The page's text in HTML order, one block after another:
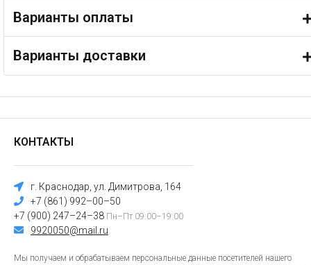
Варианты оплаты
Варианты доставки
КОНТАКТЫ
г. Краснодар, ул. Димитрова, 164
+7 (861) 992–00–50
+7 (900) 247–24–38 Пн–Пт 09:00–19:00
9920050@mail.ru
Мы получаем и обрабатываем персональные данные посетителей нашего